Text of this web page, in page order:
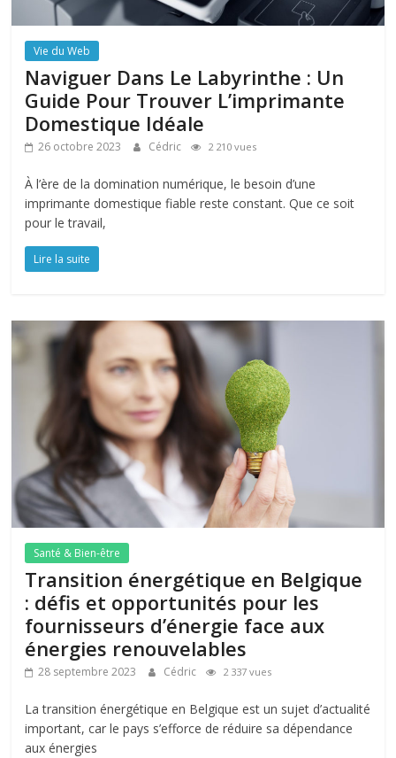
Vie du Web
Naviguer Dans Le Labyrinthe : Un
Guide Pour Trouver L’imprimante
Domestique Idéale
26 octobre 2023 Cédric 2 210 vues
À l’ère de la domination numérique, le besoin d’une
imprimante domestique fiable reste constant. Que ce soit
pour le travail,
Lire la suite
Santé & Bien-être
Transition énergétique en Belgique
: défis et opportunités pour les
fournisseurs d’énergie face aux
énergies renouvelables
28 septembre 2023 Cédric 2 337 vues
La transition énergétique en Belgique est un sujet d’actualité
important, car le pays s’efforce de réduire sa dépendance
aux énergies